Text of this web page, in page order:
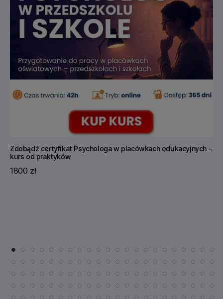
Zdobądź certyfikat Psychologa w placówkach edukacyjnych –
kurs od praktyków
1800 zł